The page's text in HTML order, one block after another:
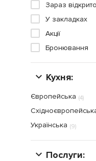
Зараз відкрито
У закладках
Акції
Бронювання
Кухня:
(4)
Європейська
(9)
Українська
Послуги: